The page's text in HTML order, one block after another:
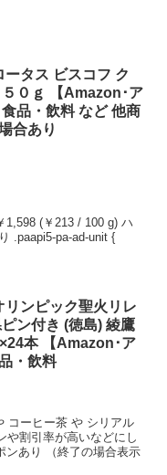
ータス ビスコフ ク
０ｇ 【Amazon･ア
品・飲料 など 他商
合あり
1,598 (￥213 / 100 g) ハ
.paapi5-pa-ad-unit {
リンピック聖火リレ
ン付き (徳島) 綾鷹
本 【Amazon･ア
・飲料
コーヒー茶 や シリアル
や割引率が高いなどにし
あり （終了の場合表示